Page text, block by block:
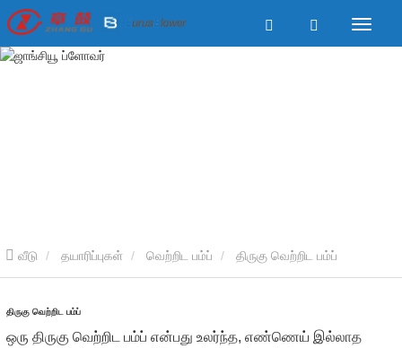
வீடு தயாரிப்புகள் வெற்றிட பம்ப் திருகு வெற்றிட பம்ப்
திருகு வெற்றிட பம்ப்
ஒரு திருகு வெற்றிட பம்ப் என்பது உலர்ந்த, எண்ணெய் இல்லாத